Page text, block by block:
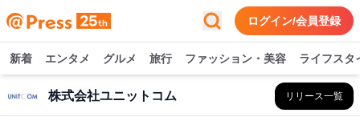
ログイン/会員登録
新着 エンタメ グルメ 旅行 ファッション・美容 ライフスタ
株式会社ユニットコム リリース一覧